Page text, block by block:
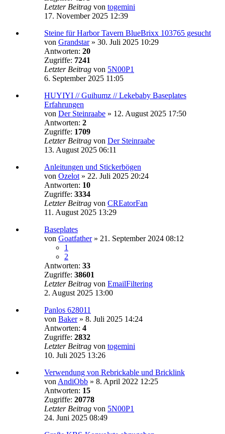
Letzter Beitrag von togemini
17. November 2025 12:39
Steine für Harbor Tavern BlueBrixx 103765 gesucht
von Grandstar» 30. Juli 2025 10:29
Antworten: 20
Zugriffe: 7241
Letzter Beitrag von 5N00P1
6. September 2025 11:05
HUYIYI // Guihumz // Lekebaby Baseplates
Erfahrungen
von Der Steinraabe » 12. August 2025 17:50
Antworten: 2
Zugriffe: 1709
Letzter Beitrag von Der Steinraabe
13. August 2025 06:11
Anleitungen und Stickerbögen
von Ozelot » 22. Juli 2025 20:24
Antworten: 10
Zugriffe: 3334
Letzter Beitrag von CREatorFan
11. August 2025 13:29
Baseplates
von Goatfather» 21. September 2024 08:12
1
2
Antworten: 33
Zugriffe: 38601
Letzter Beitrag von EmailFiltering
2. August 2025 13:00
Panlos 628011
von Baker» 8. Juli 2025 14:24
Antworten: 4
Zugriffe: 2832
Letzter Beitrag von togemini
10. Juli 2025 13:26
Verwendung von Rebrickable und Bricklink
von AndiObb » 8. April 2022 12:25
Antworten: 15
Zugriffe: 20778
Letzter Beitrag von 5N00P1
24. Juni 2025 08:49